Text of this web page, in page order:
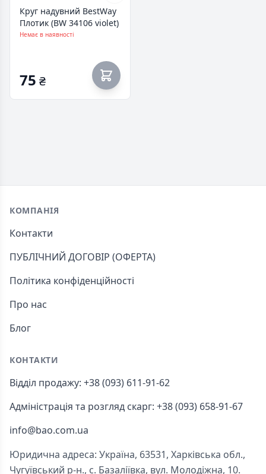
Круг надувний BestWay
Плотик (BW 34106 violet)
Немає в наявності
75 ₴
Footer
КОМПАНІЯ
Контакти
ПУБЛІЧНИЙ ДОГОВІР (ОФЕРТА)
Політика конфіденційності
Про нас
Блог
КОНТАКТИ
Відділ продажу: +38 (093) 611-91-62
Адміністрація та розгляд скарг: +38 (093) 658-91-67
info@bao.com.ua
Юридична адреса: Україна, 63531, Харківська обл.,
Чугуївський р-н., с. Базаліївка, вул. Молодіжна, 10.